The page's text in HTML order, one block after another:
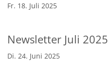
Fr. 18. Juli 2025
Newsletter Juli 2025
Di. 24. Juni 2025